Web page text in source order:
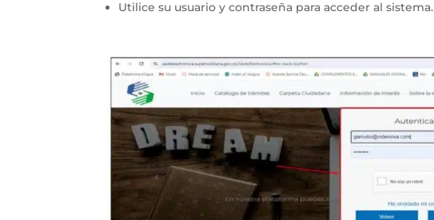
Utilice su usuario y contraseña para acceder al sistema.